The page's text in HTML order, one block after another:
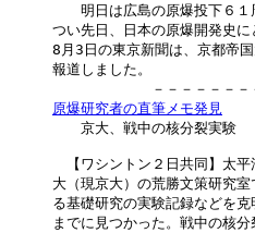
明日は広島の原爆投下６１
つい先日、日本の原爆開発史
8月3日の東京新聞は、京都帝
報道しました。
原爆研究者の直筆メモ発見
京大、戦中の核分裂実験
【ワシントン２日共同】太平
大（現京大）の荒勝文策研究
る基礎研究の実験記録などを
までに見つかった。戦中の核